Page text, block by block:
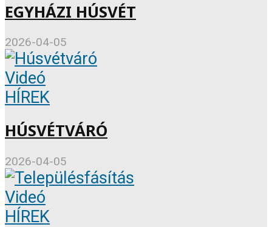
EGYHÁZI HÚSVÉT
2026-04-05
Videó
HÍREK
HÚSVÉTVÁRÓ
2026-04-05
Videó
HÍREK